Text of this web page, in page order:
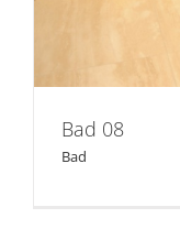
Bad 08
Bad